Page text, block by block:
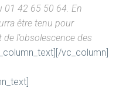
01 42 65 50 64. En
être tenu pour
l’obsolescence des
vc_column]